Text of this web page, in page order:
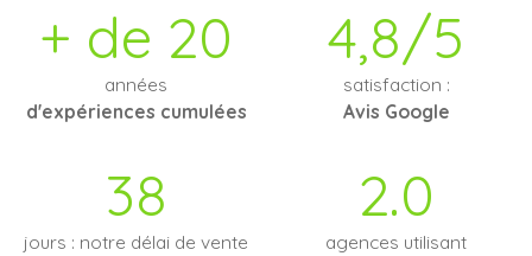
+ de 20
années
d'expériences cumulées
4,8/5
satisfaction :
Avis Google
38
jours : notre délai de vente
2.0
agences utilisant